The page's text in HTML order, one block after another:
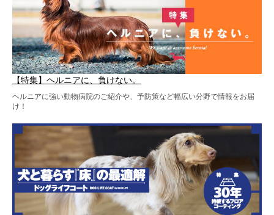
【特集】ヘルニアに、負けない。
ヘルニアに強い動物病院のご紹介や、予防策など幅広い分野で情報をお届
け！